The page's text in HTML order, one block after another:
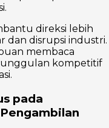
direksi lebih
dan disrupsi industri.
membaca
kompetitif
pada